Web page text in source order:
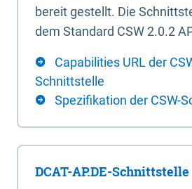
bereit gestellt. Die
dem Standard CSW 2.0.2
Capabilities URL der
Schnittstelle
Spezifikation der CSW-
DCAT-AP.DE-Schnittstelle